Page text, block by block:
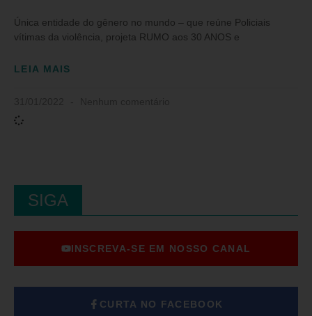
Única entidade do gênero no mundo – que reúne Policiais
vítimas da violência, projeta RUMO aos 30 ANOS e
LEIA MAIS
SIGA
INSCREVA-SE EM NOSSO CANAL
CURTA NO FACEBOOK